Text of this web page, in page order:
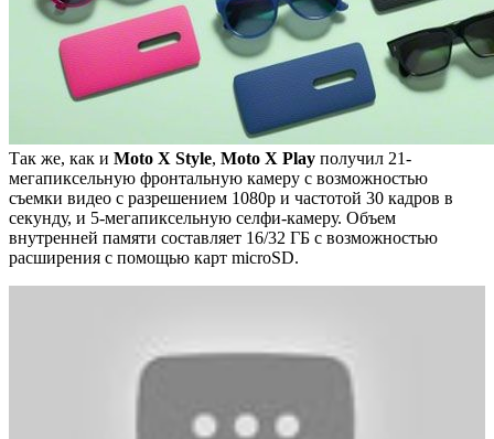
Так же, как и Moto X Style, Moto X Play получил 21-
мегапиксельную фронтальную камеру с возможностью
съемки видео с разрешением 1080p и частотой 30 кадров в
секунду, и 5-мегапиксельную селфи-камеру. Объем
внутренней памяти составляет 16/32 ГБ с возможностью
расширения с помощью карт microSD.